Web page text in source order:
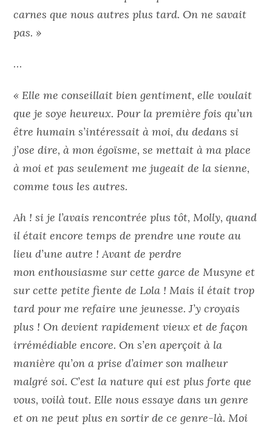
carnes que nous autres plus tard. On ne savait
pas. »
…
« Elle me conseillait bien gentiment, elle voulait
que je soye heureux. Pour la première fois qu’un
être humain s’intéressait à moi, du dedans si
j’ose dire, à mon égoïsme, se mettait à ma place
à moi et pas seulement me jugeait de la sienne,
comme tous les autres.
Ah ! si je l’avais rencontrée plus tôt, Molly, quand
il était encore temps de prendre une route au
lieu d’une autre ! Avant de perdre
monenthousiasme sur cette garce de Musyne et
sur cette petite fiente de Lola ! Mais il était trop
tard pour me refaire une jeunesse. J’y croyais
plus ! On devient rapidement vieux et de façon
irrémédiable encore. On s’en aperçoit à la
manière qu’on a prise d’aimer son malheur
malgré soi. C’est la nature qui est plus forte que
vous, voilà tout. Elle nous essaye dans un genre
et on ne peut plus en sortir de ce genre-là. Moi